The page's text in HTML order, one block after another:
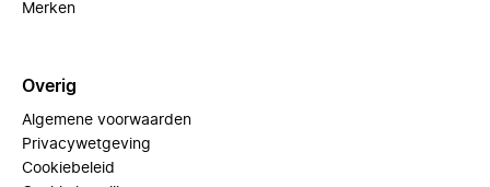
Merken
Overig
Algemene voorwaarden
Privacywetgeving
Cookiebeleid